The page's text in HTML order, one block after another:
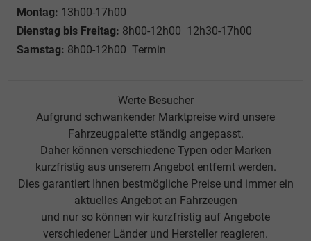
Montag: 13h00-17h00
Dienstag bis Freitag: 8h00-12h00 12h30-17h00
Samstag: 8h00-12h00 Termin
Werte Besucher
Aufgrund schwankender Marktpreise wird unsere
Fahrzeugpalette ständig angepasst.
Daher können verschiedene Typen oder Marken
kurzfristig aus unserem Angebot entfernt werden.
Dies garantiert Ihnen bestmögliche Preise und immer ein
aktuelles Angebot an Fahrzeugen
und nur so können wir kurzfristig auf Angebote
verschiedener Länder und Hersteller reagieren.